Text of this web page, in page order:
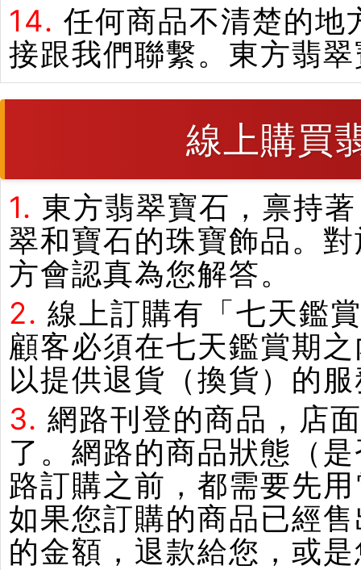
14. 任何商品不清楚的地
接跟我們聯繫。東方翡
線上購買
1. 東方翡翠寶石，禀持
翠和寶石的珠寶飾品。
方會認真為您解答。
2. 線上訂購有「七天鑑
顧客必須在七天鑑賞期
以提供退貨（換貨）的
3. 網路刊登的商品，店
了。網路的商品狀態（
路訂購之前，都需要先
如果您訂購的商品已經
的金額，退款給您，或